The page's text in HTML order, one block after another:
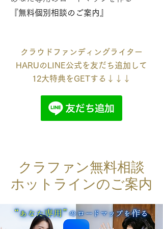
『無料個別相談のご案内』
クラウドファンディングライター
HARUのLINE公式を友だち追加して
12大特典をGETする↓↓↓
クラファン無料相談
ホットラインのご案内